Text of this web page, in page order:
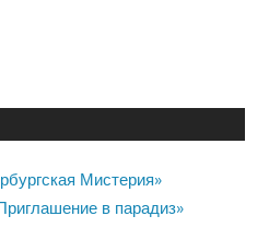
Мистерия»
в парадиз»